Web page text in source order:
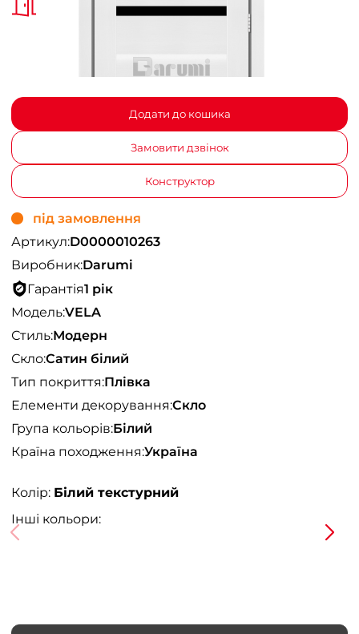
Додати до кошика
Замовити дзвінок
Конструктор
під замовлення
Артикул:D0000010263
Виробник:Darumi
Гарантія1 рік
Модель:VELA
Стиль:Модерн
Скло:Сатин білий
Тип покриття:Плівка
Елементи декорування:Скло
Група кольорів:Білий
Країна походження:Україна
Колір: Білий текстурний
Інші кольори: